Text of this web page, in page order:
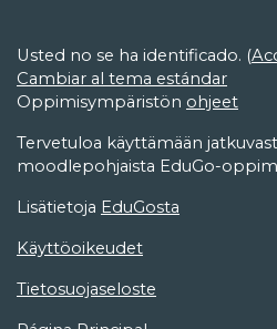
Usted no se ha identificado. (
Cambiar al tema estándar
Oppimisympäristön ohjeet
Tervetuloa käyttämään
moodlepohjaista EduGo-
Lisätietoja EduGosta
Käyttöoikeudet
Tietosuojaseloste